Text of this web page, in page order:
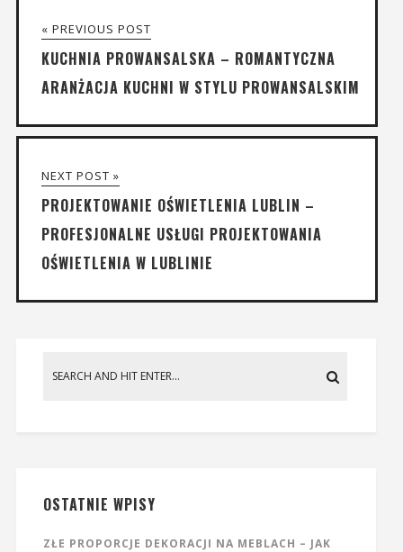
« PREVIOUS POST
KUCHNIA PROWANSALSKA – ROMANTYCZNA
ARANŻACJA KUCHNI W STYLU PROWANSALSKIM
NEXT POST »
PROJEKTOWANIE OŚWIETLENIA LUBLIN –
PROFESJONALNE USŁUGI PROJEKTOWANIA
OŚWIETLENIA W LUBLINIE
OSTATNIE WPISY
ZŁE PROPORCJE DEKORACJI NA MEBLACH – JAK